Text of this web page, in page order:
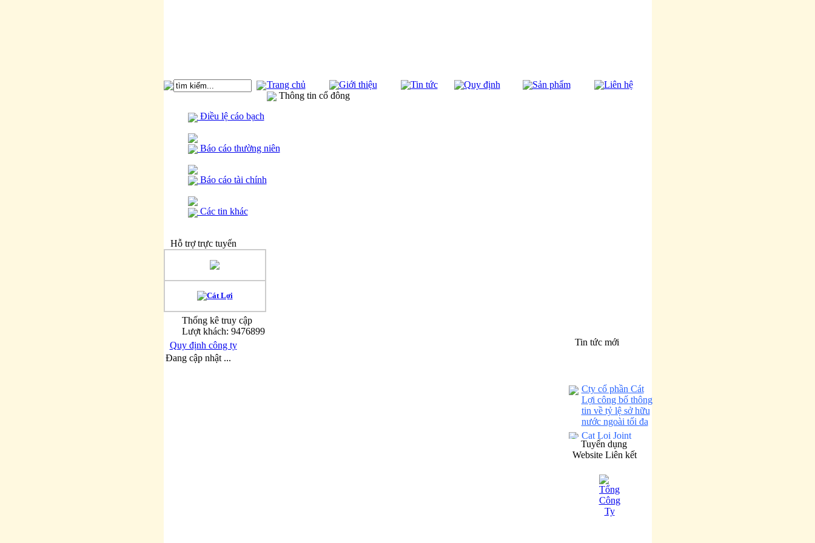
Trang chủ Giới thiệu Tin tức Quy định Sản phẩm
Liên hệ
Thông tin cổ đông
Điều lệ cáo bạch
Báo cáo thường niên
Báo cáo tài chính
Các tin khác
Hỗ trợ trực tuyến
Thống kê truy cập
Lượt khách: 9476899
Quy định công ty
Đang cập nhật ...
Tin tức mới
Cty cổ phần Cát
Lợi công bố thông
tin về tỷ lệ sở hữu
nước ngoài tối đa
Cat Loi Joint
Stock Company
announces the
ownership ratio.
Báo cáo tình hình
quản trị Công ty 6
tháng đầu năm
Tuyển dụng
Website Liên kết